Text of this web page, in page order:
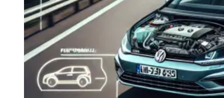
Navigatie Audi A6 C6
Navigatie Audi A6 C7
Navigatie Audi Q5
Ford
Navigație Ford Fiesta
Navigație Ford Focus 1
Navigație Ford Focus 2
Navigație Ford Focus MK3
Navigație Ford Mondeo MK3
Navigație Ford Mondeo MK4
Navigație Ford Transit